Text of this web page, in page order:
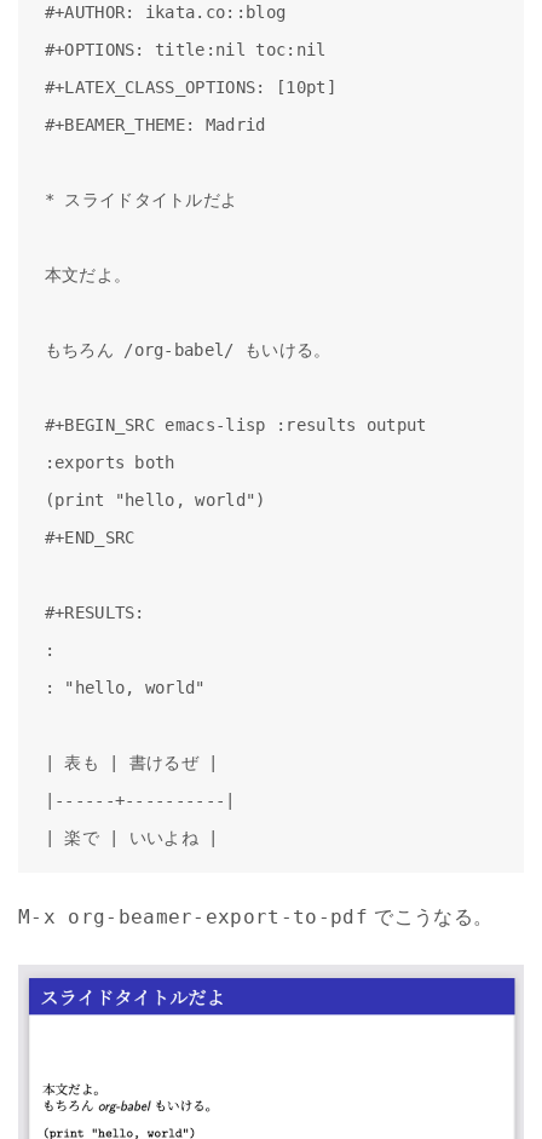
#+AUTHOR: ikata.co::blog
#+OPTIONS: title:nil toc:nil
#+LATEX_CLASS_OPTIONS: [10pt]
#+BEAMER_THEME: Madrid
* スライドタイトルだよ
本文だよ。
もちろん /org-babel/ もいける。
#+BEGIN_SRC emacs-lisp :results output
:exports both
(print "hello, world")
#+END_SRC
#+RESULTS:
:
: "hello, world"
| 表も | 書けるぜ |
|------+----------|
| 楽で | いいよね |
M-x org-beamer-export-to-pdf でこうなる。